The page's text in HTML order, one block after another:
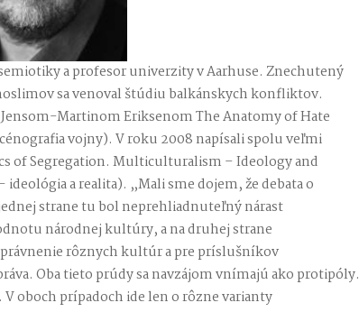
a profesor univerzity v Aarhuse. Znechutený
sa venoval štúdiu balkánskych konfliktov.
Martinom Eriksenom The Anatomy of Hate
vojny). V roku 2008 napísali spolu veľmi
of Segregation. Multiculturalism – Ideology and
a realita). „Mali sme dojem, že debata o
strane tu bol neprehliadnuteľný nárast
národnej kultúry, a na druhej strane
rôznych kultúr a pre príslušníkov
Oba tieto prúdy sa navzájom vnímajú ako protipóly.
oboch prípadoch ide len o rôzne varianty